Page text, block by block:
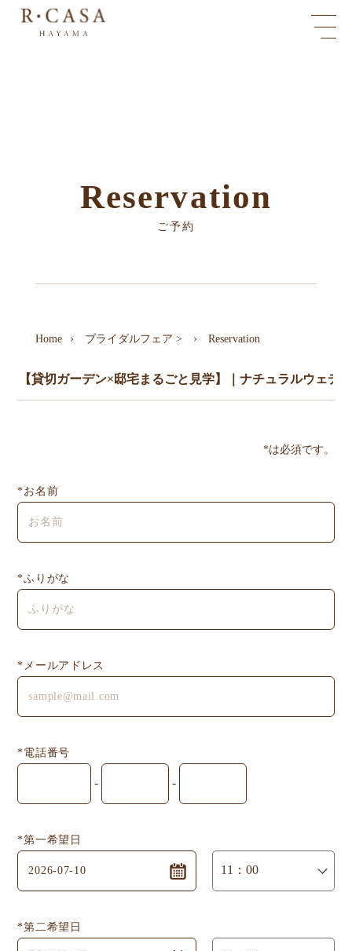
Reservation
ご予約
Home ブライダルフェア > Reservation
*は必須です。
*お名前
*ふりがな
*メールアドレス
*電話番号
- -
*第一希望日
*第二希望日